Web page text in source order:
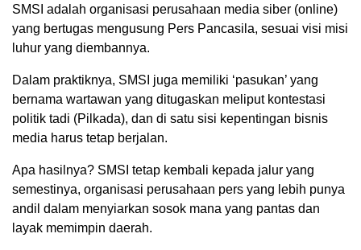
SMSI adalah organisasi perusahaan media siber (online)
yang bertugas mengusung Pers Pancasila, sesuai visi misi
luhur yang diembannya.
Dalam praktiknya, SMSI juga memiliki ‘pasukan’ yang
bernama wartawan yang ditugaskan meliput kontestasi
politik tadi (Pilkada), dan di satu sisi kepentingan bisnis
media harus tetap berjalan.
Apa hasilnya? SMSI tetap kembali kepada jalur yang
semestinya, organisasi perusahaan pers yang lebih punya
andil dalam menyiarkan sosok mana yang pantas dan
layak memimpin daerah.